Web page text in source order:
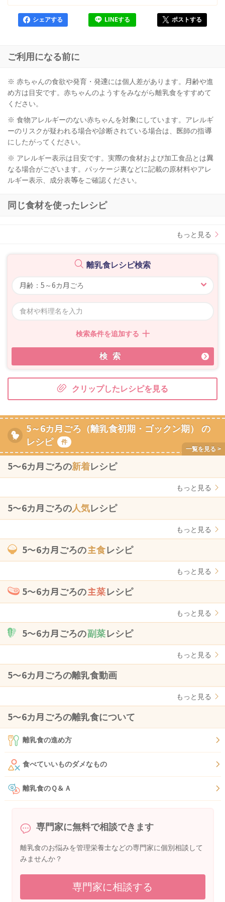
シェアする LINEする ポストする
ご利用になる前に
※ 赤ちゃんの食欲や発育・発達には個人差があります。月齢や進
め方は目安です。赤ちゃんのようすをみながら離乳食をすすめて
ください。
※ 食物アレルギーのない赤ちゃんを対象にしています。アレルギ
ーのリスクが疑われる場合や診断されている場合は、医師の指導
にしたがってください。
※ アレルギー表示は目安です。実際の食材および加工食品とは異
なる場合がございます。パッケージ裏などに記載の原材料やアレ
ルギー表示、成分表等をご確認ください。
同じ食材を使ったレシピ
もっと見る
離乳食レシピ検索
検索条件を追加する
検索
クリップしたレシピを見る
5～6カ月ごろ（離乳食初期・ゴックン期） の
レシピ
件
5〜6カ月ごろの新着レシピ
もっと見る
5〜6カ月ごろの人気レシピ
もっと見る
5〜6カ月ごろの主食レシピ
もっと見る
5〜6カ月ごろの主菜レシピ
もっと見る
5〜6カ月ごろの副菜レシピ
もっと見る
5〜6カ月ごろの離乳食動画
もっと見る
5〜6カ月ごろの離乳食について
離乳食の進め方
食べていいものダメなもの
離乳食のＱ＆Ａ
専門家に無料で相談できます
離乳食のお悩みを管理栄養士などの専門家に個別相談して
みませんか？
専門家に相談する